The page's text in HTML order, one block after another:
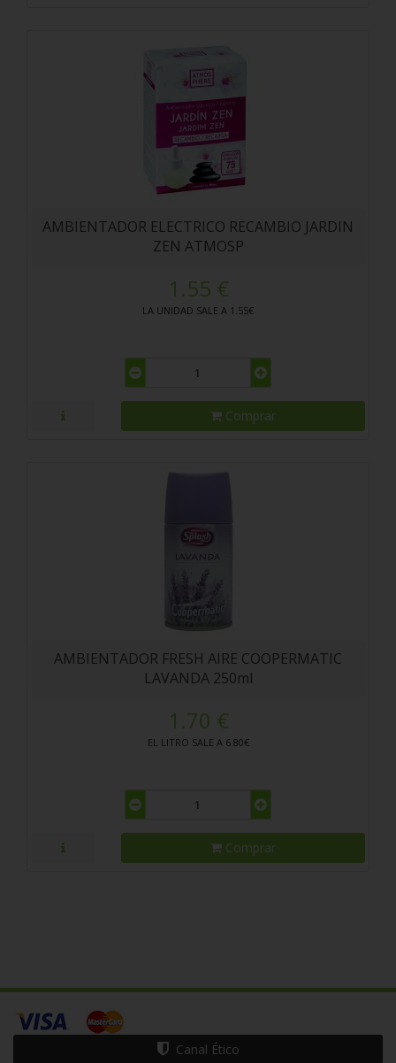
AMBIENTADOR ELECTRICO RECAMBIO JARDIN
ZEN ATMOSP
1.55 €
LA UNIDAD SALE A 1.55€
Comprar
AMBIENTADOR FRESH AIRE COOPERMATIC
LAVANDA 250ml
1.70 €
EL LITRO SALE A 6.80€
Comprar
Canal Ético